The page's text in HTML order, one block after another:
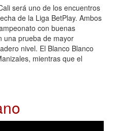
será uno de los encuentros
de la Liga BetPlay. Ambos
con buenas
una prueba de mayor
nivel. El Blanco Blanco
mientras que el